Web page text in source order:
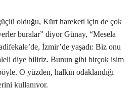
olduğu, Kürt hareketi için de çok
buralar” diyor Günay, “Mesela
İzmir’de yaşadı: Biz onu
diye biliriz. Bunun gibi birçok isim
O yüzden, halkın odaklandığı
kullanıyor.